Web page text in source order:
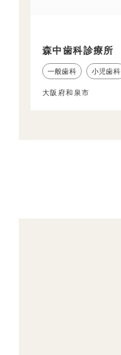
森中歯科診療所
一般歯科 小児歯科
大阪府和泉市